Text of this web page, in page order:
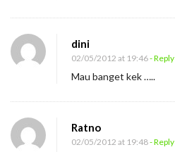
dini
02/05/2012 at 19:46- Reply
Mau banget kek …..
Ratno
02/05/2012 at 19:48- Reply